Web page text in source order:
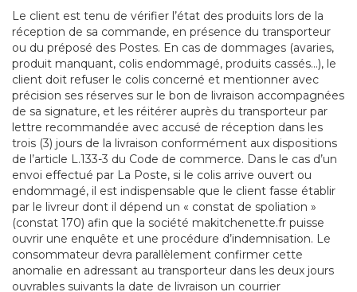
Le client est tenu de vérifier l’état des produits lors de la
réception de sa commande, en présence du transporteur
ou du préposé des Postes. En cas de dommages (avaries,
produit manquant, colis endommagé, produits cassés...), le
client doit refuser le colis concerné et mentionner avec
précision ses réserves sur le bon de livraison accompagnées
de sa signature, et les réitérer auprès du transporteur par
lettre recommandée avec accusé de réception dans les
trois (3) jours de la livraison conformément aux dispositions
de l’article L.133-3 du Code de commerce. Dans le cas d’un
envoi effectué par La Poste, si le colis arrive ouvert ou
endommagé, il est indispensable que le client fasse établir
par le livreur dont il dépend un « constat de spoliation »
(constat 170) afin que la société makitchenette.fr puisse
ouvrir une enquête et une procédure d’indemnisation. Le
consommateur devra parallèlement confirmer cette
anomalie en adressant au transporteur dans les deux jours
ouvrables suivants la date de livraison un courrier